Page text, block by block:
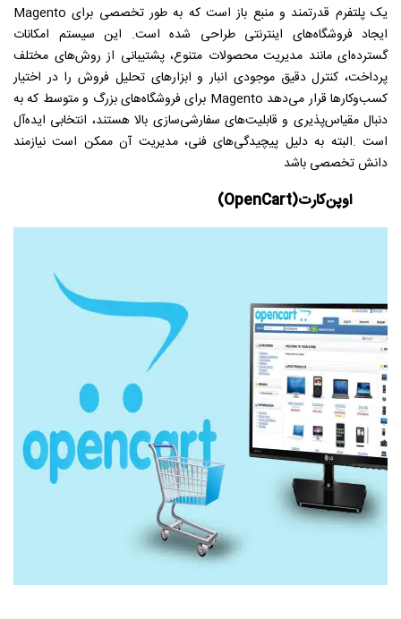
Magentoیک پلتفرم قدرتمند و منبع باز است که به طور تخصصی برای
ایجاد فروشگاه‌های اینترنتی طراحی شده است. این سیستم امکانات
گسترده‌ای مانند مدیریت محصولات متنوع، پشتیبانی از روش‌های مختلف
پرداخت، کنترل دقیق موجودی انبار و ابزارهای تحلیل فروش را در اختیار
کسب‌وکارها قرار می‌دهد Magento برای فروشگاه‌های بزرگ و متوسط که به
دنبال مقیاس‌پذیری و قابلیت‌های سفارشی‌سازی بالا هستند، انتخابی ایده‌آل
است.البته به دلیل پیچیدگی‌های فنی، مدیریت آن ممکن است نیازمند
دانش تخصصی باشد
اوپن‌کارت(OpenCart)